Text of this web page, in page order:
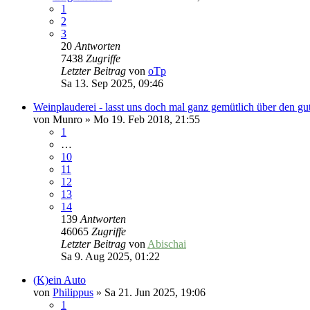
1
2
3
20 Antworten
7438 Zugriffe
Letzter Beitrag von oTp
Sa 13. Sep 2025, 09:46
Weinplauderei - lasst uns doch mal ganz gemütlich über den
von Munro » Mo 19. Feb 2018, 21:55
1
…
10
11
12
13
14
139 Antworten
46065 Zugriffe
Letzter Beitrag von Abischai
Sa 9. Aug 2025, 01:22
(K)ein Auto
von Philippus » Sa 21. Jun 2025, 19:06
1